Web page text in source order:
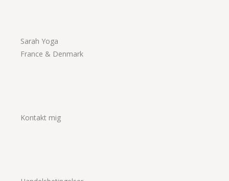
Sarah Yoga
France & Denmark
Kontakt mig